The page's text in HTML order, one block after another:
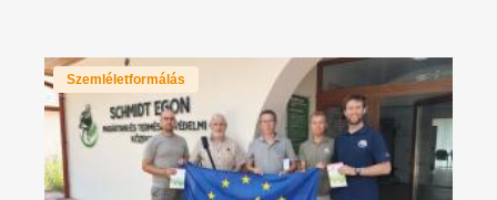
Szemléletformálás